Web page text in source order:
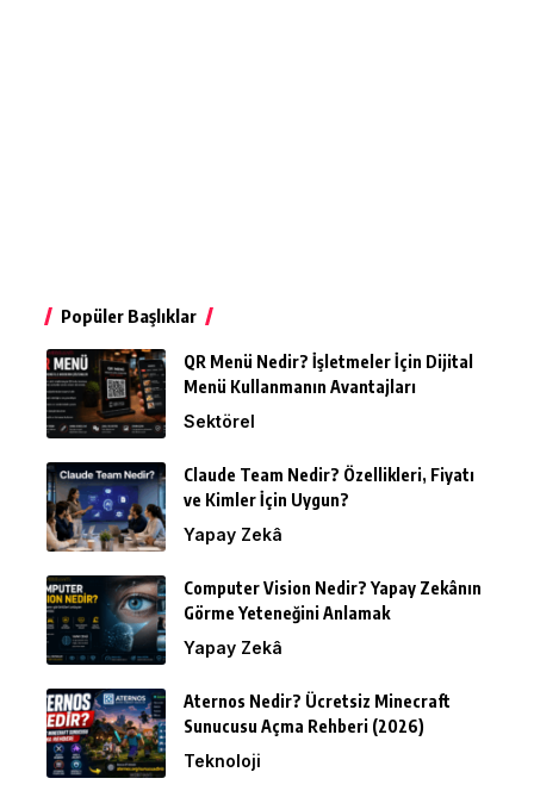
Popüler Başlıklar
QR Menü Nedir? İşletmeler İçin Dijital
Menü Kullanmanın Avantajları
Sektörel
Claude Team Nedir? Özellikleri, Fiyatı
ve Kimler İçin Uygun?
Yapay Zekâ
Computer Vision Nedir? Yapay Zekânın
Görme Yeteneğini Anlamak
Yapay Zekâ
Aternos Nedir? Ücretsiz Minecraft
Sunucusu Açma Rehberi (2026)
Teknoloji